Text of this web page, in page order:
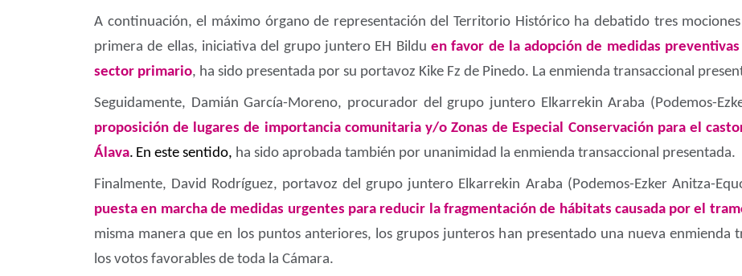
A continuación, el máximo órgano de representación del Territorio Histórico ha debatido tres
primera de ellas, iniciativa del grupo juntero EH Bildu en favor de la adopción de medidas
sector primario, ha sido presentada por su portavoz Kike Fz de Pinedo. La enmienda transaccional
Seguidamente, Damián García-Moreno, procurador del grupo juntero Elkarrekin Araba (Podemos-
proposición de lugares de importancia comunitaria y/o Zonas de Especial Conservación para el
Álava. En este sentido, ha sido aprobada también por unanimidad la enmienda transaccional presentada.
Finalmente, David Rodríguez, portavoz del grupo juntero Elkarrekin Araba (Podemos-Ezker Anitza-
puesta en marcha de medidas urgentes para reducir la fragmentación de hábitats causada por el
misma manera que en los puntos anteriores, los grupos junteros han presentado una nueva enmienda
los votos favorables de toda la Cámara.